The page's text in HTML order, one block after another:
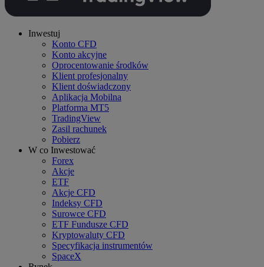
Inwestuj
Konto CFD
Konto akcyjne
Oprocentowanie środków
Klient profesjonalny
Klient doświadczony
Aplikacja Mobilna
Platforma MT5
TradingView
Zasil rachunek
Pobierz
W co Inwestować
Forex
Akcje
ETF
Akcje CFD
Indeksy CFD
Surowce CFD
ETF Fundusze CFD
Kryptowaluty CFD
Specyfikacja instrumentów
SpaceX